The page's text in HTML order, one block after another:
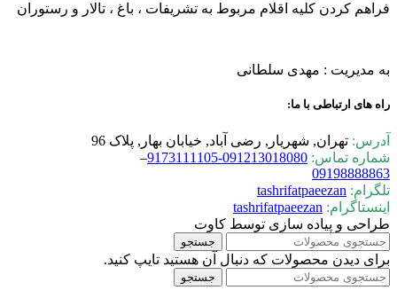
فراهم کردن کلیه اقلام مربوط به تشریفات ، باغ ، تالار و رستوران
به مدیریت : مهدی سلطانی
راه های ارتباطی با ما:
آدرس: تهران, شهریار, رضی آباد, خیابان بهار, پلاک 96
شماره تماس:
091213018080-9173111105
–
09198888863
تلگرام: tashrifatpaeezan
اینستاگرام: tashrifatpaeezan
طراحی و پیاده سازی توسط کاوت
جستجو
برای دیدن محصولات که دنبال آن هستید تایپ کنید.
جستجو